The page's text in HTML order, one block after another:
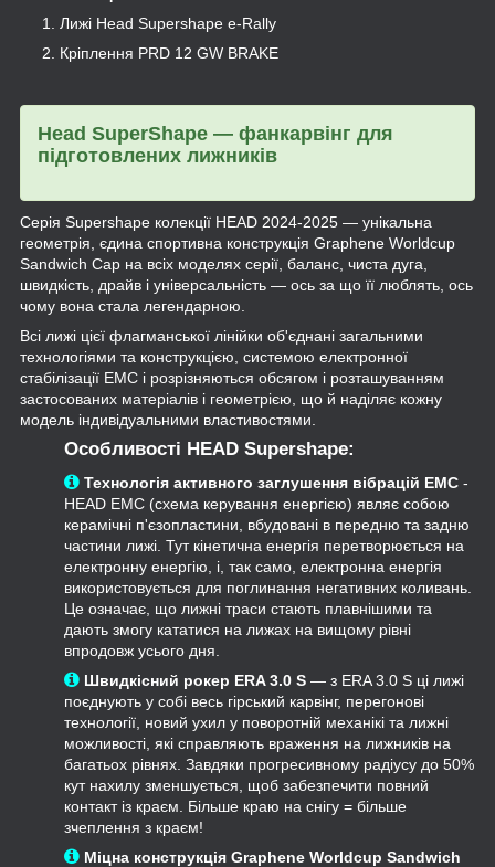
Лижі Head Supershape e-Rally
Кріплення PRD 12 GW BRAKE
Head SuperShape — фанкарвінг для
підготовлених лижників
Серія Supershape колекції HEAD 2024-2025 — унікальна
геометрія, єдина спортивна конструкція Graphene Worldcup
Sandwich Cap на всіх моделях серії, баланс, чиста дуга,
швидкість, драйв і універсальність — ось за що її люблять, ось
чому вона стала легендарною.
Всі лижі цієї флагманської лінійки об'єднані загальними
технологіями та конструкцією, системою електронної
стабілізації EMC і розрізняються обсягом і розташуванням
застосованих матеріалів і геометрією, що й наділяє кожну
модель індивідуальними властивостями.
Особливості HEAD Supershape:
Технологія активного заглушення вібрацій EMC -
HEAD EMC (схема керування енергією) являє собою
керамічні п'єзопластини, вбудовані в передню та задню
частини лижі. Тут кінетична енергія перетворюється на
електронну енергію, і, так само, електронна енергія
використовується для поглинання негативних коливань.
Це означає, що лижні траси стають плавнішими та
дають змогу кататися на лижах на вищому рівні
впродовж усього дня.
Швидкісний рокер ERA 3.0 S — з ERA 3.0 S ці лижі
поєднують у собі весь гірський карвінг, перегонові
технології, новий ухил у поворотній механікі та лижні
можливості, які справляють враження на лижників на
багатьох рівнях. Завдяки прогресивному радіусу до 50%
кут нахилу зменшується, щоб забезпечити повний
контакт із краєм. Більше краю на снігу = більше
зчеплення з краєм!
Міцна конструкція Graphene Worldcup Sandwich